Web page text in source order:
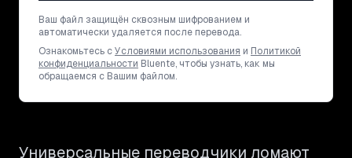
Ваш файл защищён сквозным шифрованием и
автоматически удаляется после перевода.
Ознакомьтесь сУсловиями использования и Политикой
конфиденциальности Bluente, чтобы узнать, как мы
обращаемся с Вашим файлом.
Универсальные переводчики ломают